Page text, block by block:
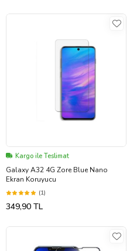
Kargo ile Teslimat
Galaxy A32 4G Zore Blue Nano
Ekran Koruyucu
(1)
349,90 TL